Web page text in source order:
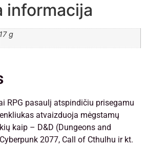
informacija
17 g
RPG pasaulį atspindičiu prisegamu
atvaizduoja mėgstamų
kaip – D&D (Dungeons and
2077, Call of Cthulhu ir kt.